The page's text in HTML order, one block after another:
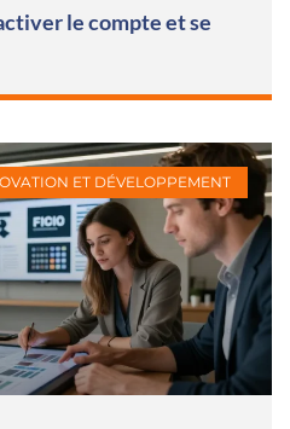
le compte et se
ET DÉVELOPPEMENT